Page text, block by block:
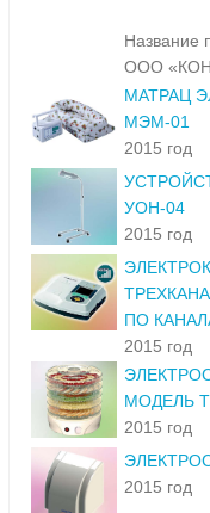
Название
ООО
МАТРАЦ
МЭМ-01
2015 год
УОН-04
2015 год
ПО
2015 год
МОДЕЛЬ
2015 год
2015 год